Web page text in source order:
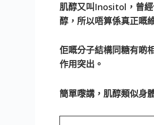
肌醇又叫Inositol，曾經
醇，所以唔算係真正嘅
佢嘅分子結構同糖有啲
作用突出。
簡單嚟講，肌醇類似身